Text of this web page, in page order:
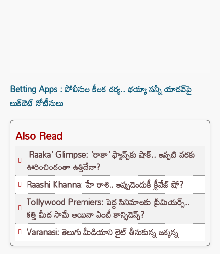
Betting Apps : పోలీసుల కీలక చర్య.. భయ్యా సన్నీ యాదవ్‌పై
లుక్‌ఔట్ నోటీసులు
Also Read
'Raaka' Glimpse: 'రాకా' ఫ్యాన్స్‌కు షాక్.. ఇప్పటి వరకు
ఊరించిందంతా ఉత్తిదేనా?
Raashi Khanna: హే రాశి.. ఇప్పుడెందుకీ క్లీవేజ్ షో?
Tollywood Premiers: పెద్ద సినిమాలకు ప్రీమియర్స్..
కత్తి మీద సామే అయినా ఏంటీ కాన్ఫిడెన్స్?
Varanasi: తెలుగు మీడియాని లైట్ తీసుకున్న జక్కన్న